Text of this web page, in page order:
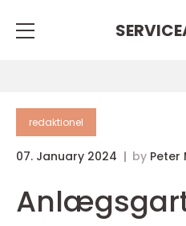
redaktionel
07. January 2024 by Peter